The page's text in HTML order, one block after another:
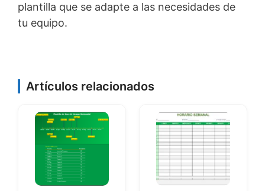
plantilla que se adapte a las necesidades de
tu equipo.
Artículos relacionados